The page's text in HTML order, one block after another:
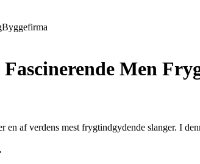
Byggefirma
Men
en af verdens mest frygtindgydende slanger. I